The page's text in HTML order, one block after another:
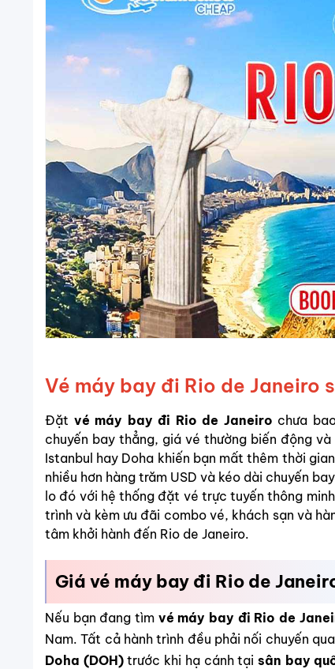
Vé máy bay đi Rio de Janeiro
Đặt vé máy bay đi Rio de Janeiro chưa
chuyến bay thẳng, giá vé thường biến động
Istanbul hay Doha khiến bạn mất thêm thời
nhiều hơn hàng trăm USD và kéo dài chuyến
lo đó với hệ thống đặt vé trực tuyến thông
trình và kèm ưu đãi combo vé, khách sạn và
tâm khởi hành đến Rio de Janeiro.
Giá vé máy bay đi Rio de
Nếu bạn đang tìm vé máy bay đi Rio de
Nam. Tất cả hành trình đều phải nối chuyến
Doha (DOH)trước khi hạ cánh tại sân bay